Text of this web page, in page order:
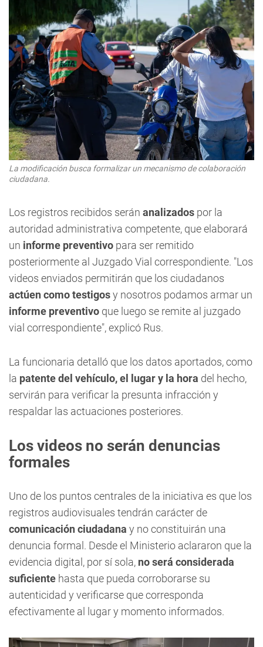
La modificación busca formalizar un mecanismo de colaboración
ciudadana.
Los registros recibidos serán analizados por la
autoridad administrativa competente, que elaborará
un informe preventivo para ser remitido
posteriormente al Juzgado Vial correspondiente. "Los
videos enviados permitirán que los ciudadanos
actúen como testigosy nosotros podamos armar un
informe preventivo que luego se remite al juzgado
vial correspondiente", explicó Rus.
La funcionaria detalló que los datos aportados, como
la patente del vehículo, el lugar y la hora del hecho,
servirán para verificar la presunta infracción y
respaldar las actuaciones posteriores.
Los videos no serán denuncias
formales
Uno de los puntos centrales de la iniciativa es que los
registros audiovisuales tendrán carácter de
comunicación ciudadana y no constituirán una
denuncia formal. Desde el Ministerio aclararon que la
evidencia digital, por sí sola, no será considerada
suficiente hasta que pueda corroborarse su
autenticidad y verificarse que corresponda
efectivamente al lugar y momento informados.